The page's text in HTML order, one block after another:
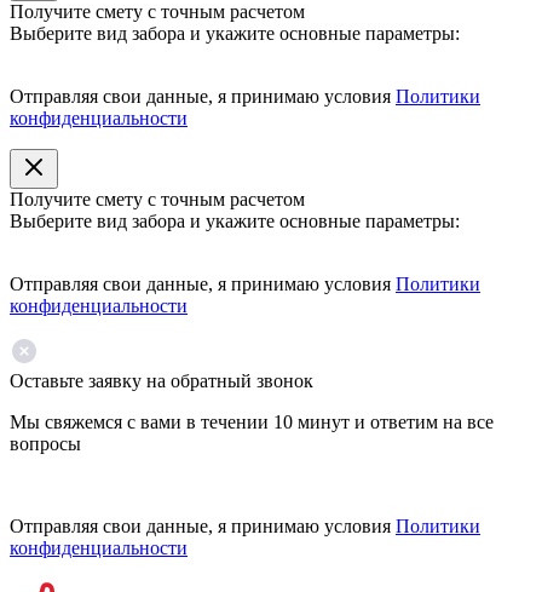
Получите смету с точным расчетом
Выберите вид забора и укажите основные параметры:
Отправляя свои данные, я принимаю условия Политики
конфиденциальности
Получите смету с точным расчетом
Выберите вид забора и укажите основные параметры:
Отправляя свои данные, я принимаю условия Политики
конфиденциальности
Оставьте заявку на обратный звонок
Мы свяжемся с вами в течении 10 минут и ответим на все
вопросы
Отправляя свои данные, я принимаю условия Политики
конфиденциальности